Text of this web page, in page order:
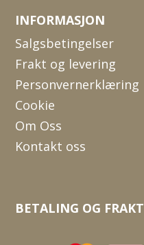
INFORMASJON
Salgsbetingelser
Frakt og levering
Personvernerklæring
Cookie
Om Oss
Kontakt oss
BETALING OG FRAKT